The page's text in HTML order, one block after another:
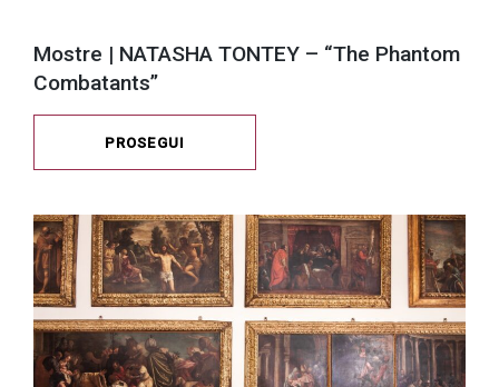
Mostre | NATASHA TONTEY – “The Phantom
Combatants”
PROSEGUI